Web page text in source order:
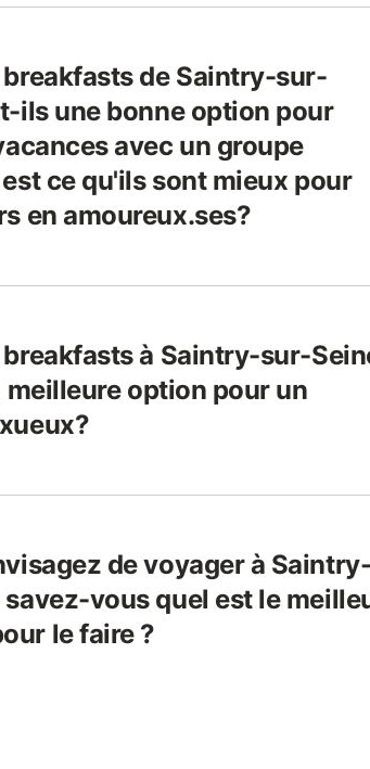
breakfasts de Saintry-sur-
ils une bonne option pour
avec un groupe
ce qu'ils sont mieux pour
en amoureux.ses?
breakfasts à Saintry-sur-
option pour un
de voyager à Saintry-
vous quel est le
le faire ?